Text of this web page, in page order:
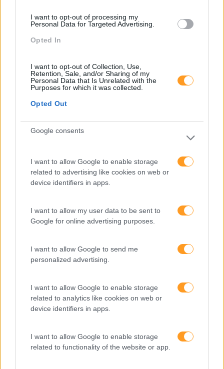
I want to opt-out of processing my
Personal Data for Targeted Advertising.
Opted In
I want to opt-out of Collection, Use,
Retention, Sale, and/or Sharing of my
Personal Data that Is Unrelated with the
Purposes for which it was collected.
Opted Out
Google consents
I want to allow Google to enable storage
related to advertising like cookies on web or
device identifiers in apps.
I want to allow my user data to be sent to
Google for online advertising purposes.
I want to allow Google to send me
personalized advertising.
I want to allow Google to enable storage
related to analytics like cookies on web or
device identifiers in apps.
I want to allow Google to enable storage
related to functionality of the website or app.
Categorias Blog
Artigo De Opinião
Atendimento E Relação Cliente
Cultura
Desenvolvimento De Competências
Entrevista
Interculturalidade
Liderança
Mudança
Pessoas